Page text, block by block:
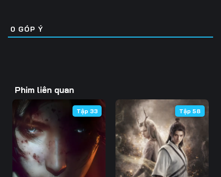
37 38 39
47 48
49 51
52 54
55 57
0 GÓP Ý
Phim liên quan
Tập 33 Tập 58